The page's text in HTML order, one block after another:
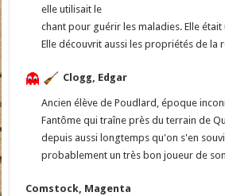
elle utilisait le
chant pour guérir les maladies. Elle
Elle découvrit aussi les propriétés de la
Clogg, Edgar
Ancien élève de Poudlard, époque
Fantôme qui traîne près du terrain de
depuis aussi longtemps qu'on s'en
probablement un très bon joueur de
Comstock, Magenta